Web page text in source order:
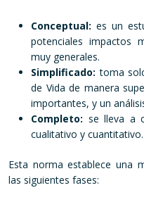
Conceptual: es un
potenciales impactos
muy generales.
Simplificado:toma
de Vida de manera
importantes, y un
Completo: se lleva a
cualitativo y cuantitativo.
Esta norma establece una
las siguientes fases: